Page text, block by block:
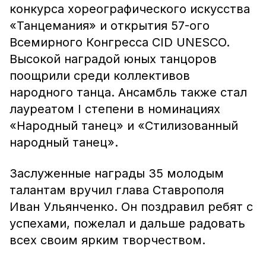
конкурса хореографического искусства
«Танцемания» и открытия 57-ого
Всемирного Конгресса CID UNESCO.
Высокой наградой юных танцоров
поощрили среди коллективов
народного танца. Ансамбль также стал
лауреатом I степени в номинациях
«Народный танец» и «Стилизованный
народный танец».
Заслуженные награды 35 молодым
талантам вручил глава Ставрополя
Иван Ульянченко. Он поздравил ребят с
успехами, пожелал и дальше радовать
всех своим ярким творчеством.